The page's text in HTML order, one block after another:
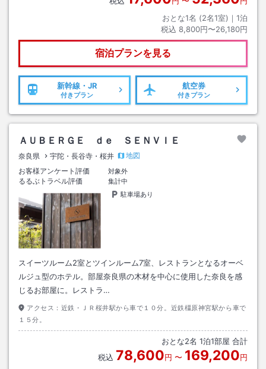
おとな1名 (2名1室)｜ 1泊
税込 8,800円〜26,180円
宿泊プランを見る
新幹線・JR
付きプラン
航空券
付きプラン
ＡＵＢＥＲＧＥ ｄｅ ＳＥＮＶＩＥ
奈良県 宇陀・長谷寺・桜井
地図
お客様アンケート評価
対象外
るるぶトラベル評価
集計中
駐車場あり
スイーツルーム2室とツインルーム7室、レストランとなるオーベ
ルジュ型のホテル。部屋奈良県の木材を中心に使用した奈良を感
じるお部屋に。レストラ…
アクセス： 近鉄・ＪＲ桜井駅から車で１０分。近鉄橿原神宮駅から車で
１５分。
おとな2名 1泊1部屋 合計
税込 78,600円 〜 169,200円